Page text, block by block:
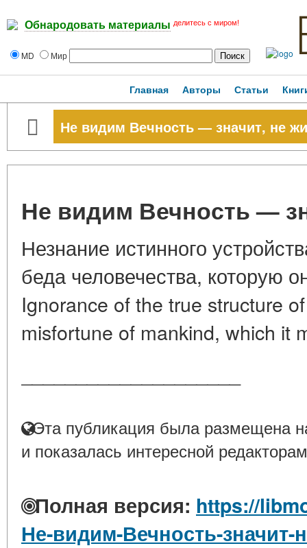
Обнародовать материалы делитесь с миром!
MD Мир
Главная Авторы Статьи
Не видим Вечность — значит, не
Не видим Вечность —
Незнание истинного
беда человечества, которую
Ignorance of the true structure
misfortune of mankind, which it
Эта публикация была размещена
и показалась интересной
Полная версия: https://
Не-видим-Вечность-значит-